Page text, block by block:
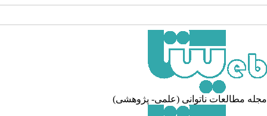
مطالعات ناتوانی (علمی- پژوهشی)